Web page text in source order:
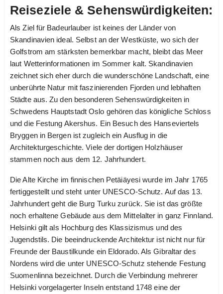
Reiseziele & Sehenswürdigkeiten:
Als Ziel für Badeurlauber ist keines der Länder von
Skandinavien ideal. Selbst an der Westküste, wo sich der
Golfstrom am stärksten bemerkbar macht, bleibt das Meer
laut Wetterinformationen im Sommer kalt. Skandinavien
zeichnet sich eher durch die wunderschöne Landschaft, eine
unberührte Natur mit faszinierenden Fjorden und lebhaften
Städte aus. Zu den besonderen Sehenswürdigkeiten in
Schwedens Hauptstadt Oslo gehören das königliche Schloss
und die Festung Akershus. Ein Besuch des Hanseviertels
Bryggen in Bergen ist zugleich ein Ausflug in die
Architekturgeschichte. Viele der dortigen Holzhäuser
stammen noch aus dem 12. Jahrhundert.
Die Alte Kirche im finnischen Petäiäyesi wurde im Jahr 1765
fertiggestellt und steht unter UNESCO-Schutz. Auf das 13.
Jahrhundert geht die Burg Turku zurück. Sie ist das größte
noch erhaltene Gebäude aus dem Mittelalter in ganz Finnland.
Helsinki gilt als Hochburg des Klassizismus und des
Jugendstils. Die beeindruckende Architektur ist nicht nur für
Freunde der Baustilkunde ein Eldorado. Als Gibraltar des
Nordens wird die unter UNESCO-Schutz stehende Festung
Suomenlinna bezeichnet. Durch die Verbindung mehrerer
Helsinki vorgelagerter Inseln entstand 1748 eine der